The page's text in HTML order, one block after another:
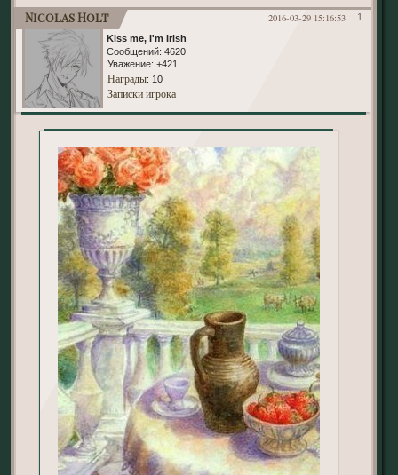
1
2016-03-29 15:16:53
Nicolas Holt
Kiss me, I'm Irish
Сообщений: 4620
Уважение: +421
Награды: 10
Записки игрока